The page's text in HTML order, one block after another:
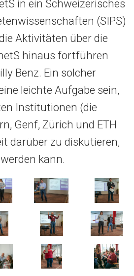
in ein Schweizerisches
(SIPS)
Aktivitäten über die
hinaus fortführen
Benz. Ein solcher
leichte Aufgabe sein,
Institutionen (die
Genf, Zürich und ETH
darüber zu diskutieren,
kann.